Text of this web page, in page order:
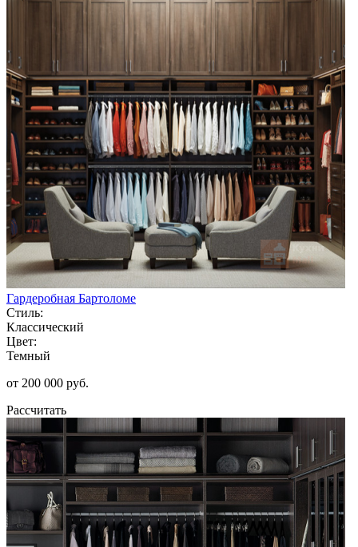
Гардеробная Бартоломе
Стиль:
Классический
Цвет:
Темный
от 200 000 руб.
Рассчитать